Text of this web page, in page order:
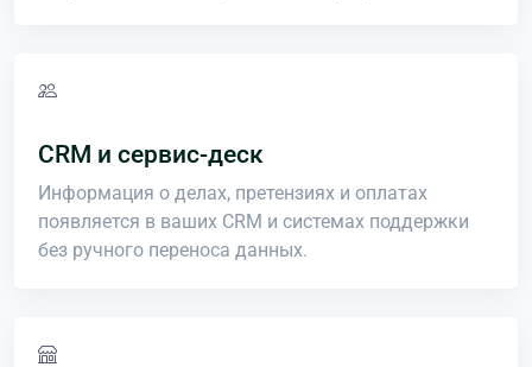
CRM и сервис-деск
Информация о делах, претензиях и оплатах
появляется в ваших CRM и системах поддержки
без ручного переноса данных.